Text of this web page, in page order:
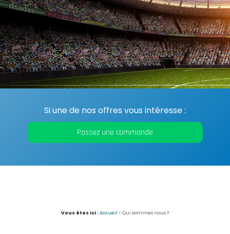
Si une de nos offres vous intéresse :
Passez une commande
Vous êtes ici :Accueil > Qui sommes nous ?